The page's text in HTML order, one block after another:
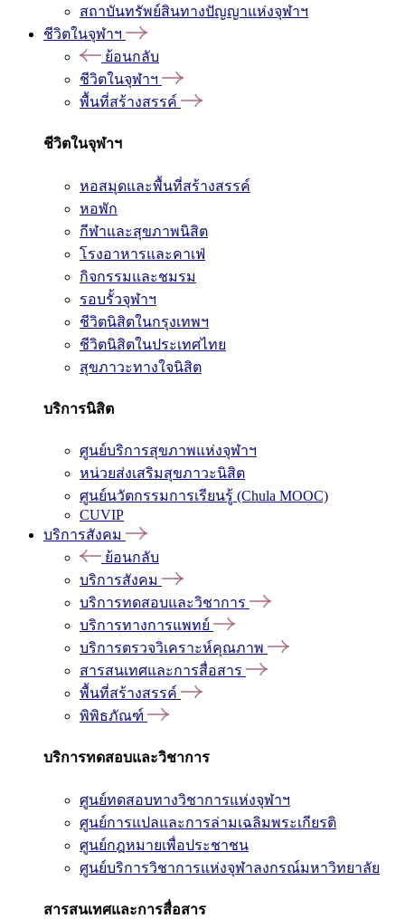
สถาบันทรัพย์สินทางปัญญาแห่งจุฬาฯ
ชีวิตในจุฬาฯ
ย้อนกลับ
ชีวิตในจุฬาฯ
พื้นที่สร้างสรรค์
ชีวิตในจุฬาฯ
หอสมุดและพื้นที่สร้างสรรค์
หอพัก
กีฬาและสุขภาพนิสิต
โรงอาหารและคาเฟ่
กิจกรรมและชมรม
รอบรั้วจุฬาฯ
ชีวิตนิสิตในกรุงเทพฯ
ชีวิตนิสิตในประเทศไทย
สุขภาวะทางใจนิสิต
บริการนิสิต
ศูนย์บริการสุขภาพแห่งจุฬาฯ
หน่วยส่งเสริมสุขภาวะนิสิต
ศูนย์นวัตกรรมการเรียนรู้ (Chula MOOC)
CUVIP
บริการสังคม
ย้อนกลับ
บริการสังคม
บริการทดสอบและวิชาการ
บริการทางการแพทย์
บริการตรวจวิเคราะห์คุณภาพ
สารสนเทศและการสื่อสาร
พื้นที่สร้างสรรค์
พิพิธภัณฑ์
บริการทดสอบและวิชาการ
ศูนย์ทดสอบทางวิชาการแห่งจุฬาฯ
ศูนย์การแปลและการล่ามเฉลิมพระเกียรติ
ศูนย์กฎหมายเพื่อประชาชน
ศูนย์บริการวิชาการแห่งจุฬาลงกรณ์มหาวิทยาลัย
สารสนเทศและการสื่อสาร